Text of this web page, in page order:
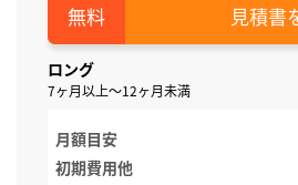
見積書
ロング
7ヶ月以上～12ヶ月未満
月額目安
初期費用他